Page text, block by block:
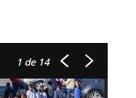
1 de 14